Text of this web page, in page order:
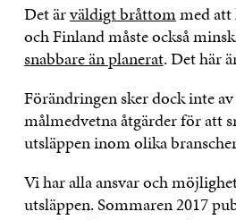
Det ärväldigt bråttommed att
och Finland måste också
snabbare än planerat. Det här
Förändringen sker dock inte
målmedvetna åtgärder för att
utsläppen inom olika
Vi har alla ansvar och
utsläppen. Sommaren 2017